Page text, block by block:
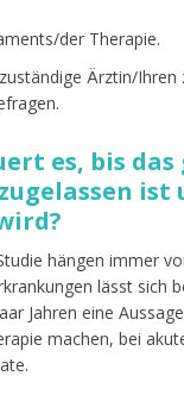
der Therapie.
Ärztin/Ihren
es, bis
ist
hängen immer
lässt sich
Jahren eine
machen, bei